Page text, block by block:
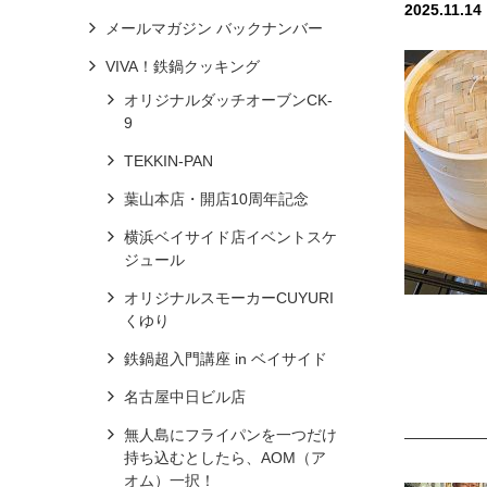
2025.11.14
メールマガジン バックナンバー
VIVA！鉄鍋クッキング
オリジナルダッチオーブンCK-
9
TEKKIN-PAN
葉山本店・開店10周年記念
横浜ベイサイド店イベントスケ
ジュール
オリジナルスモーカーCUYURI
くゆり
鉄鍋超入門講座 in ベイサイド
名古屋中日ビル店
無人島にフライパンを一つだけ
持ち込むとしたら、AOM（ア
オム）一択！